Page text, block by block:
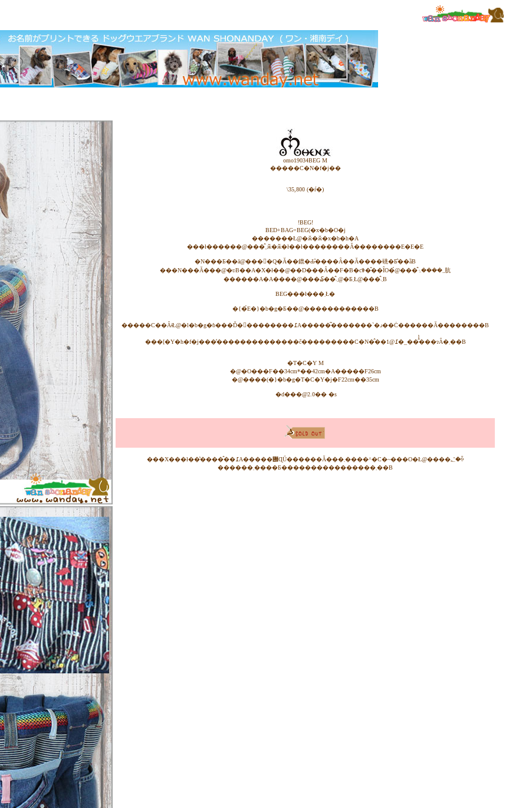
omo19034BEG M
�����C�N�f�j��
\35,800 (�ŕ�)
!BEG!
BED+BAG=BEG(�x�b�O�j
�������Ł@�ӂ�ӂ�x�b�h�A
���ł������@���̂܂܂ӂ�ӂ�ł��ł��������Ă��������E�E�E
�N���Ƃ��ā@���񂾂�Q�Ă��鎞�Ԃ̑����Ȃ��Ă����䂪�Ƃ̂��ȁB
���N���Ă���@�ʋΒ��A�X�ł��@��D���Ȃ��F�B�ƈꏏ�̎��ȊO�́@���̂܂܂����ۂ肮
������A�A����@���₷��̂܂܁@�Ƃ܂Ł@���̂܂܁B
BEG���ł���܂Ł�
�{�́E�}�b�g�Ƃ��@������������B
�����C��ȂǂŁ@�l�b�g�ɓ���Ď�􂢂��������߁A�����͂�������`�𐮂��Ċ������Ă��������B
���[�Y�h�f�j���̕��������������č���������C�N�̂��߁@1�_���̂̔̔��ɂȂ�܂��B
�T�C�Y M
�@�O���F��34cm*��42cm�A�����F26cm
�@����(�}�b�g�T�C�Y�j�F22cm��35cm
�d���@2.0�� �s
���X���ł��̔����̂��߁A�����݌ɊǗ������Ă���܂����^�C�~���O�Ł@����؂�̏ꍇ
������܂����Ƃ����������������܂��B